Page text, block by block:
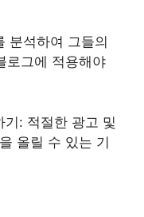
분석하여 그들의
로그에 적용해야
: 적절한 광고 및
올릴 수 있는 기